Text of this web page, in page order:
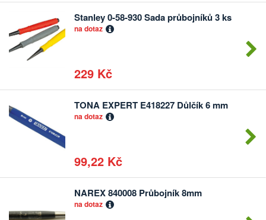
Stanley 0-58-930 Sada průbojníků 3 ks
na dotaz
229 Kč
Počet
kusů
TONA EXPERT E418227 Důlčík 6 mm
na dotaz
99,22 Kč
Počet
kusů
NAREX 840008 Průbojník 8mm
na dotaz Počet
kusů